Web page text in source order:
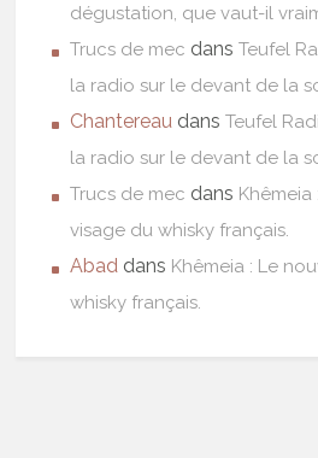
dégustation, que vaut-il
Trucs de mec dansTeufel
la radio sur le devant de la
Chantereau dansTeufel
la radio sur le devant de la
Trucs de mec dans
visage du whisky français.
Abad dans Khêmeia : Le
whisky français.